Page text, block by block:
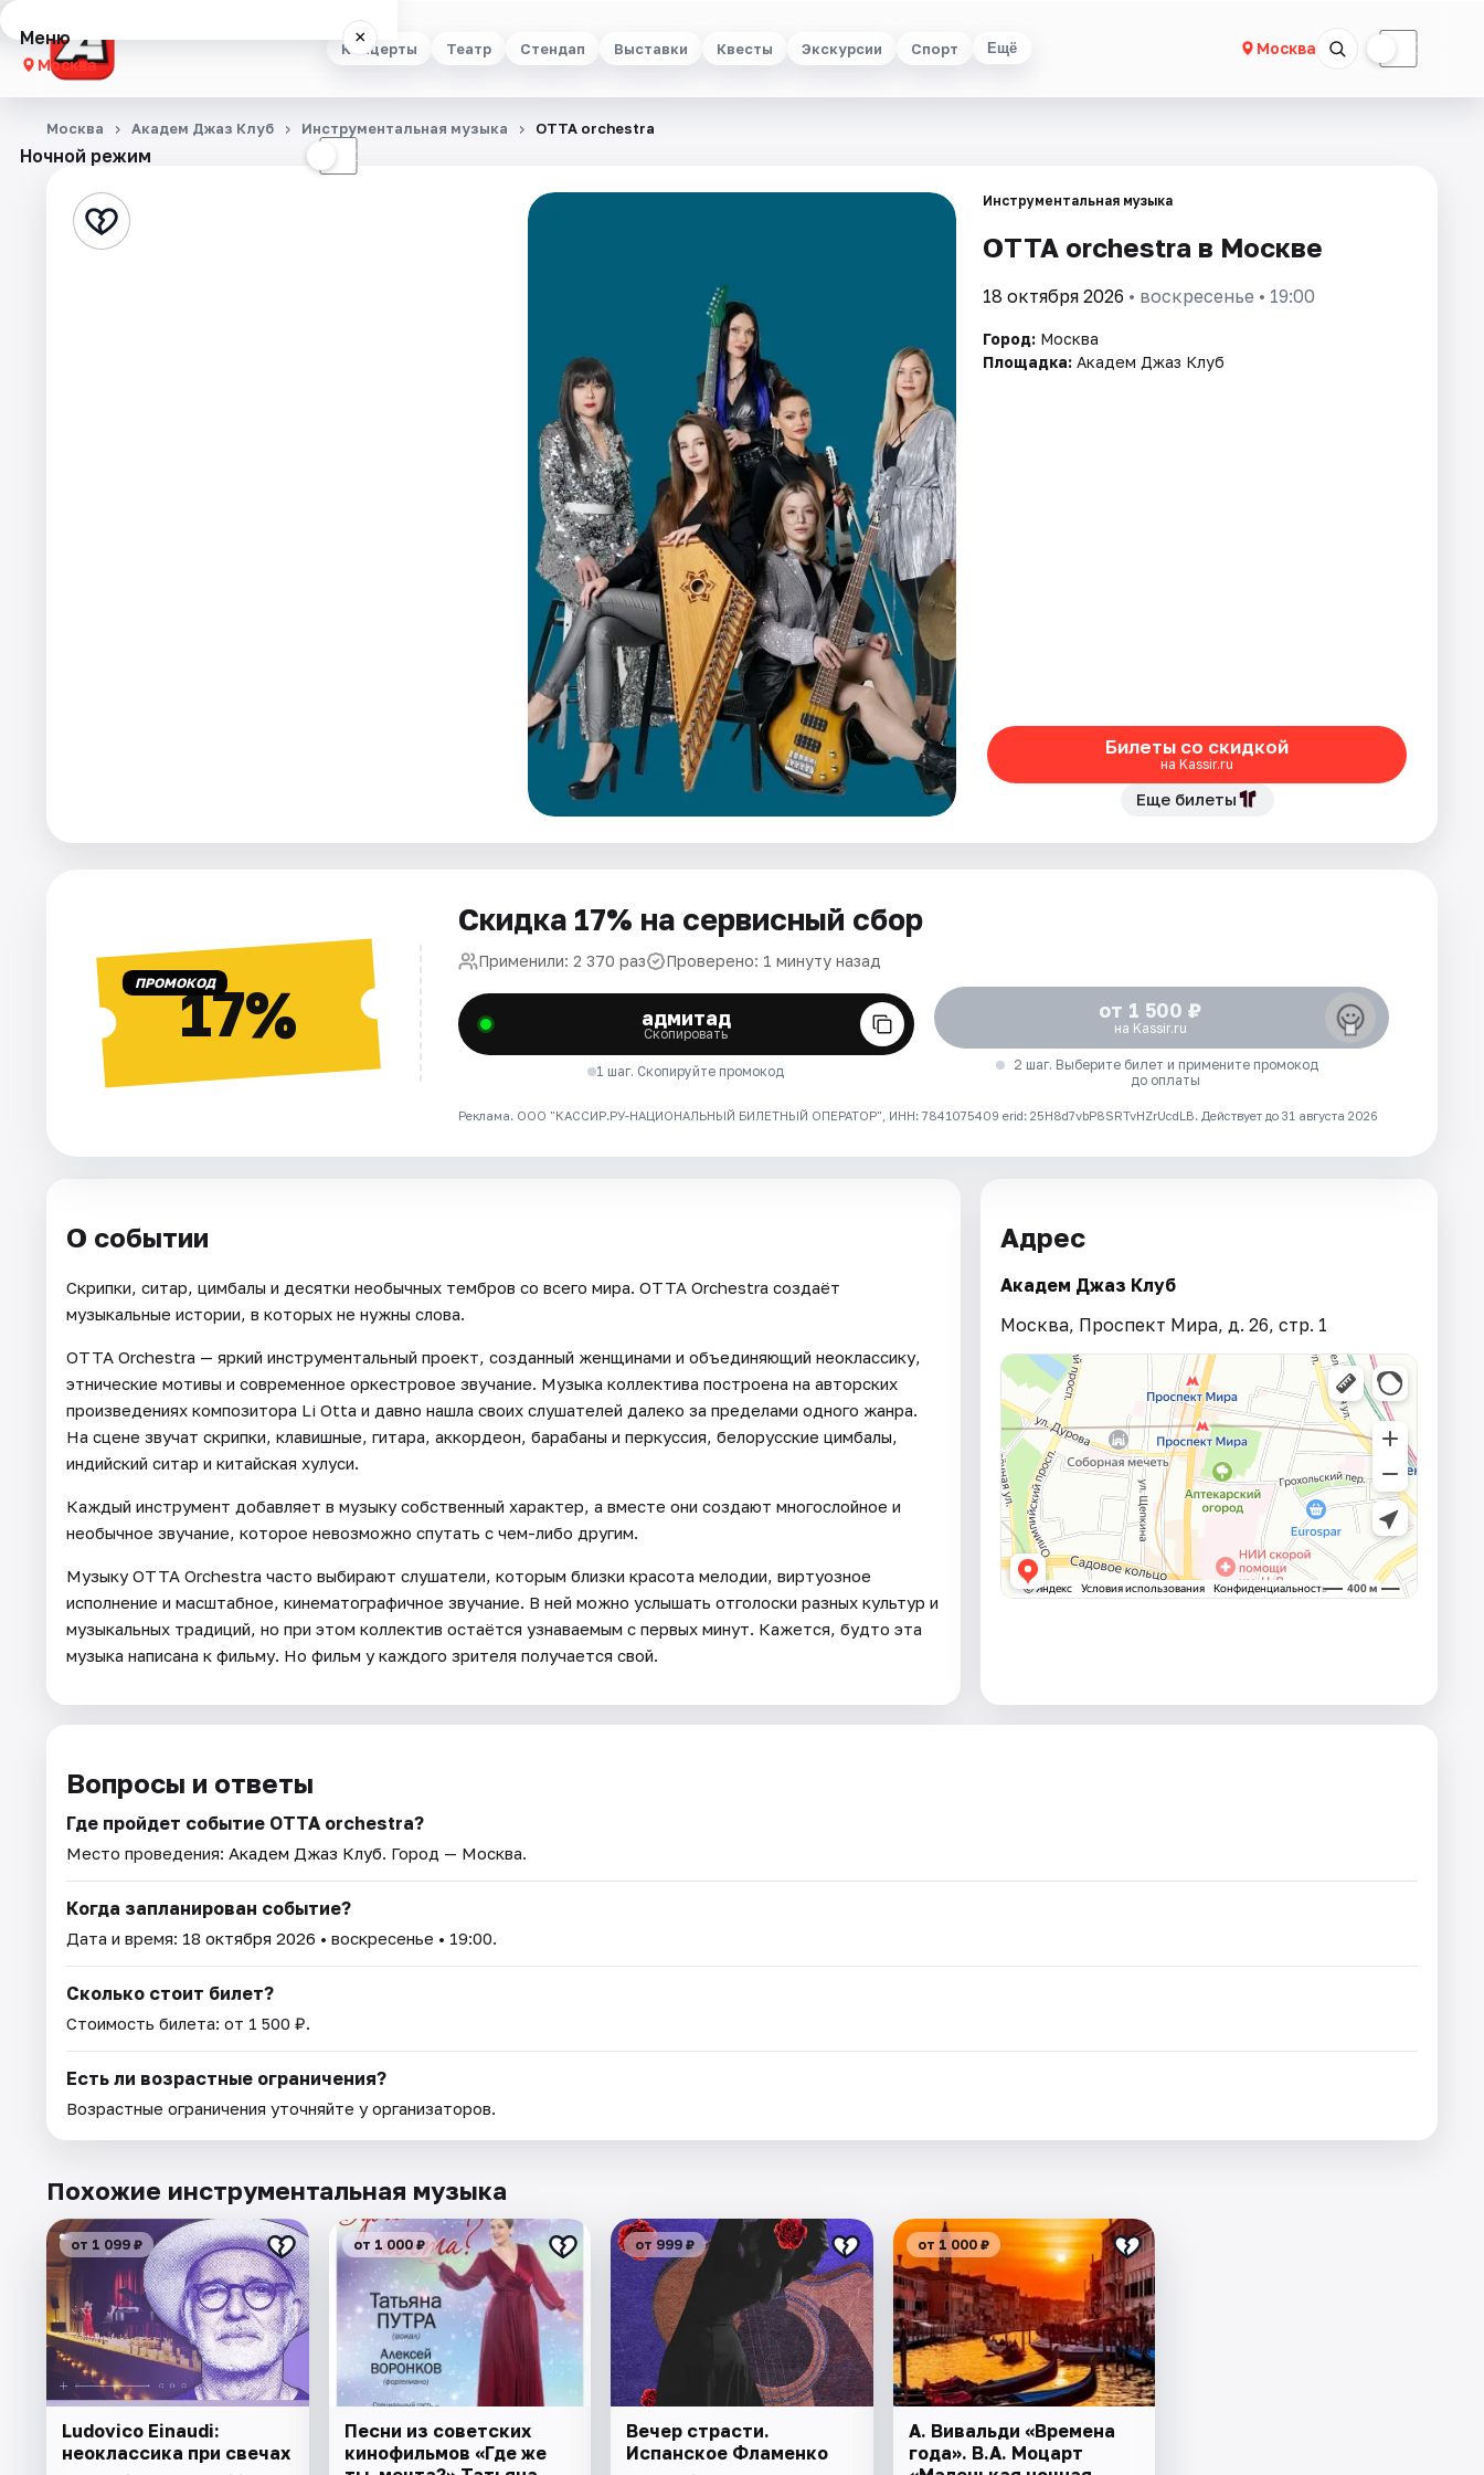
Концерты Театр Стендап Выставки Квесты Экскурсии Спорт Ещё Москва ☾
Меню ×
Москва
Концерты
Стендап
Ночной режим ☾
Москва Академ Джаз Клуб Инструментальная музыка ОТТА orchestra
Инструментальная музыка
ОТТА orchestra в Москве
18 октября 2026 • воскресенье • 19:00
Город: Москва
Площадка: Академ Джаз Клуб
Билеты со скидкой
на Kassir.ru
Еще билеты
ПРОМОКОД17%
Скидка 17% на сервисный сбор
Применили: 2 370 раз Проверено: 1 минуту назад
адмитад
Скопировать
1 шаг. Скопируйте промокод
от 1 500 ₽
на Kassir.ru
2 шаг. Выберите билет и примените промокод
до оплаты
Реклама. ООО "КАССИР.РУ-НАЦИОНАЛЬНЫЙ БИЛЕТНЫЙ ОПЕРАТОР", ИНН: 7841075409 erid: 25H8d7vbP8SRTvHZrUcdLB. Действует до 31 августа 2026
О событии
Скрипки, ситар, цимбалы и десятки необычных тембров со всего мира. OTTA Orchestra создаёт
музыкальные истории, в которых не нужны слова.
OTTA Orchestra — яркий инструментальный проект, созданный женщинами и объединяющий неоклассику,
этнические мотивы и современное оркестровое звучание. Музыка коллектива построена на авторских
произведениях композитора Li Otta и давно нашла своих слушателей далеко за пределами одного жанра.
На сцене звучат скрипки, клавишные, гитара, аккордеон, барабаны и перкуссия, белорусские цимбалы,
индийский ситар и китайская хулуси.
Каждый инструмент добавляет в музыку собственный характер, а вместе они создают многослойное и
необычное звучание, которое невозможно спутать с чем-либо другим.
Музыку OTTA Orchestra часто выбирают слушатели, которым близки красота мелодии, виртуозное
исполнение и масштабное, кинематографичное звучание. В ней можно услышать отголоски разных культур и
музыкальных традиций, но при этом коллектив остаётся узнаваемым с первых минут. Кажется, будто эта
музыка написана к фильму. Но фильм у каждого зрителя получается свой.
Адрес
Академ Джаз Клуб
Москва, Проспект Мира, д. 26, стр. 1
Вопросы и ответы
Где пройдет событие ОТТА orchestra?
Место проведения: Академ Джаз Клуб. Город — Москва.
Когда запланирован событие?
Дата и время: 18 октября 2026 • воскресенье • 19:00.
Сколько стоит билет?
Стоимость билета: от 1 500 ₽.
Есть ли возрастные ограничения?
Возрастные ограничения уточняйте у организаторов.
Похожие инструментальная музыка
от 1 099 ₽
Ludovico Einaudi:
неоклассика при свечах
от 1 000 ₽
Песни из советских
кинофильмов «Где же
от 999 ₽
Вечер страсти.
Испанское Фламенко
от 1 000 ₽
А. Вивальди «Времена
года». В.А. Моцарт